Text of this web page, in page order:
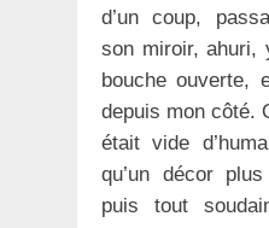
d’un coup,
son miroir, ahuri,
bouche ouverte,
depuis mon côté.
était vide
qu’un décor
puis tout